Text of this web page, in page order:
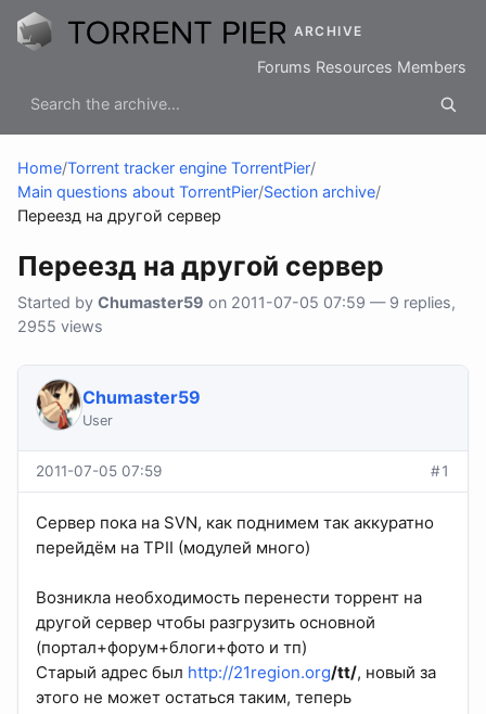
ARCHIVE
Forums Resources Members
Home/Torrent tracker engine TorrentPier/
Main questions about TorrentPier/Section archive/
Переезд на другой сервер
Переезд на другой сервер
Started by Chumaster59 on 2011-07-05 07:59 — 9 replies,
2955 views
Chumaster59
User
2011-07-05 07:59 #1
Сервер пока на SVN, как поднимем так аккуратно
перейдём на TPII (модулей много)
Возникла необходимость перенести торрент на
другой сервер чтобы разгрузить основной
(портал+форум+блоги+фото и тп)
Старый адрес был http://21region.org/tt/, новый за
этого не может остаться таким, теперь